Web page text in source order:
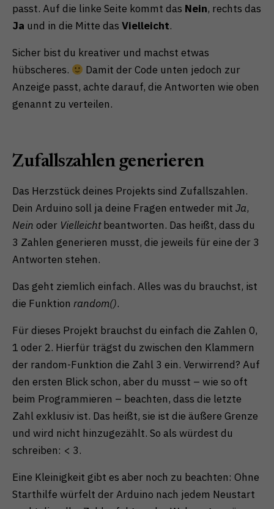
passt. Auf die linke Seite kommt das Nein, rechts das
Ja und in die Mitte das Vielleicht.
Sicher bist du kreativer und machst etwas
hübscheres.
Damit der Code unten jedoch zur
Anzeige passt, achte darauf, die Antworten wie oben
genannt zu verteilen.
Zufallszahlen generieren
Das Herzstück deines Projekts sind Zufallszahlen.
Dein Arduino soll ja deine Fragen entweder mit Ja,
Nein oder Vielleichtbeantworten. Das heißt, dass du
3 Zahlen generieren musst, die jeweils für eine der 3
Antworten stehen.
Das geht ziemlich einfach. Alles was du brauchst, ist
die Funktion random().
Für dieses Projekt brauchst du einfach die Zahlen 0,
1 oder 2. Hierfür trägst du zwischen den Klammern
der random-Funktion die Zahl 3 ein. Verwirrend? Auf
den ersten Blick schon, aber du musst – wie so oft
beim Programmieren – beachten, dass die letzte
Zahl exklusiv ist. Das heißt, sie ist die äußere Grenze
und wird nicht hinzugezählt. So als würdest du
schreiben: < 3.
Eine Kleinigkeit gibt es aber noch zu beachten: Ohne
Starthilfe würfelt der Arduino nach jedem Neustart